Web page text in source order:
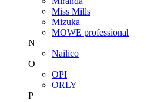
Miss Mills
Mizuka
MOWE professional
N
Nailico
O
OPI
ORLY
P